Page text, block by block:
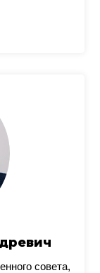
совета,